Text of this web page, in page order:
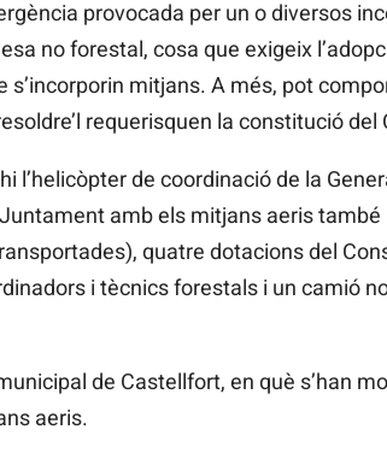
provocada per un o diversos
no forestal, cosa que exigeix
mitjans. A més, pot
requerisquen la constitució del
de coordinació de la
amb els mitjans aeris
quatre dotacions del
i tècnics forestals i un camió
de Castellfort, en què s’han
aeris.